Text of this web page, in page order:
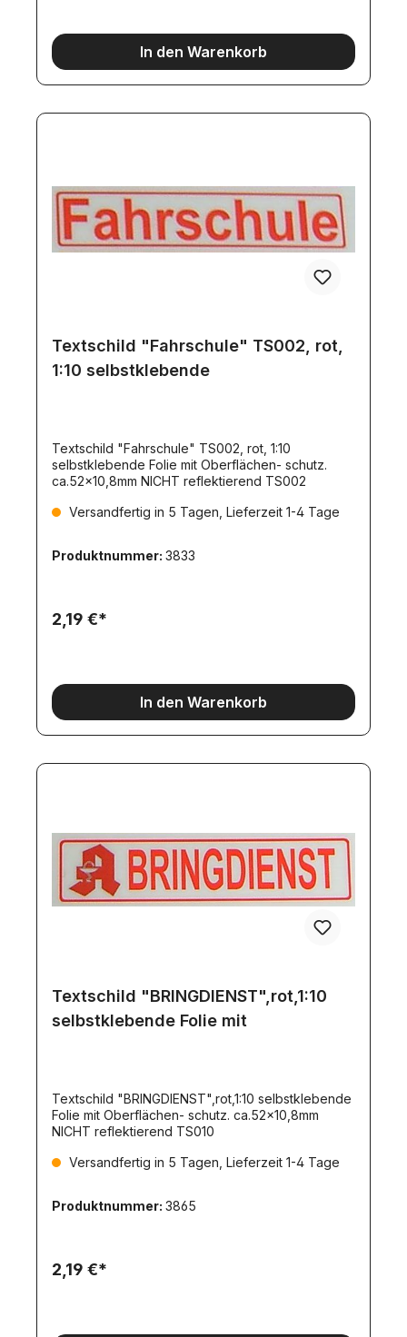
In den Warenkorb
Textschild "Fahrschule" TS002, rot,
1:10 selbstklebende
Textschild "Fahrschule" TS002, rot, 1:10
selbstklebende Folie mit Oberflächen- schutz.
ca.52x10,8mm NICHT reflektierend TS002
Versandfertig in 5 Tagen, Lieferzeit 1-4 Tage
Produktnummer: 3833
2,19 €*
In den Warenkorb
Textschild "BRINGDIENST",rot,1:10
selbstklebende Folie mit
Textschild "BRINGDIENST",rot,1:10 selbstklebende
Folie mit Oberflächen- schutz. ca.52x10,8mm
NICHT reflektierend TS010
Versandfertig in 5 Tagen, Lieferzeit 1-4 Tage
Produktnummer: 3865
2,19 €*